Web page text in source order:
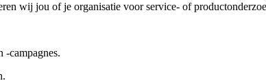
wij jou of je organisatie voor service‑ of